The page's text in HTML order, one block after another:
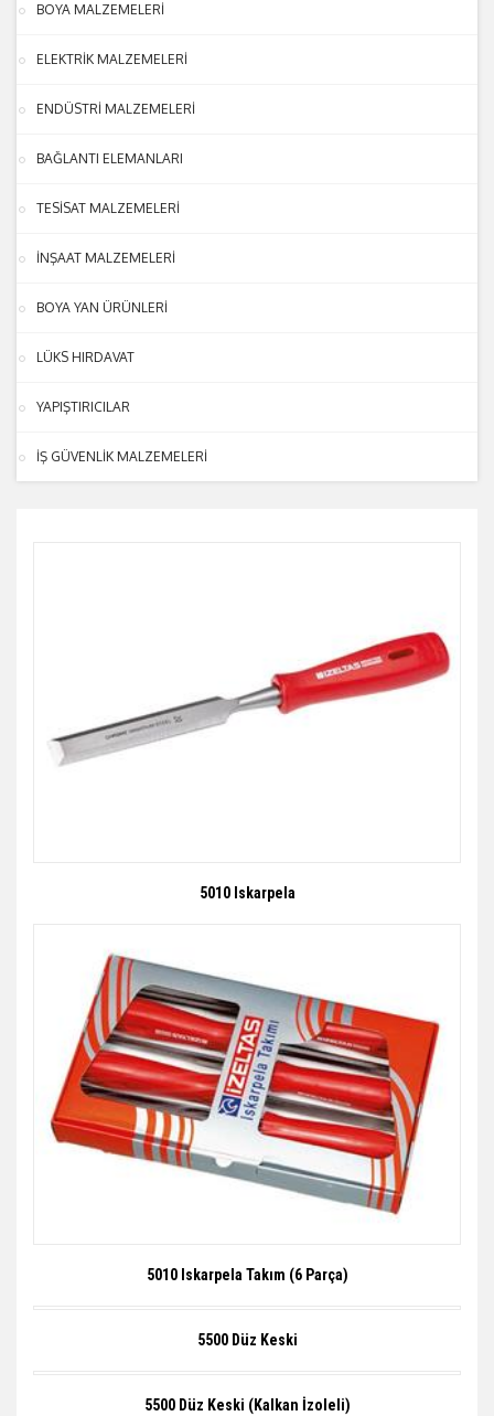
BOYA MALZEMELERİ
ELEKTRİK MALZEMELERİ
ENDÜSTRİ MALZEMELERİ
BAĞLANTI ELEMANLARI
TESİSAT MALZEMELERİ
İNŞAAT MALZEMELERİ
BOYA YAN ÜRÜNLERİ
LÜKS HIRDAVAT
YAPIŞTIRICILAR
İŞ GÜVENLİK MALZEMELERİ
5010 Iskarpela
5010 Iskarpela Takım (6 Parça)
5500 Düz Keski
5500 Düz Keski (Kalkan İzoleli)